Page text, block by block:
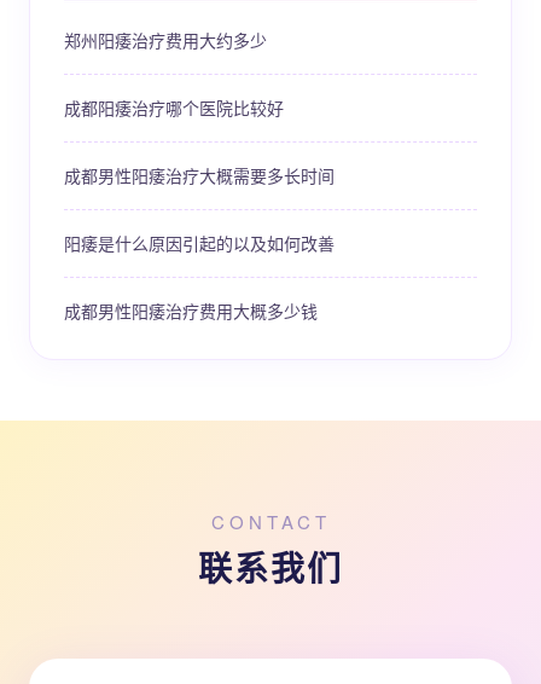
郑州阳痿治疗费用大约多少
成都阳痿治疗哪个医院比较好
成都男性阳痿治疗大概需要多长时间
阳痿是什么原因引起的以及如何改善
成都男性阳痿治疗费用大概多少钱
CONTACT
联系我们